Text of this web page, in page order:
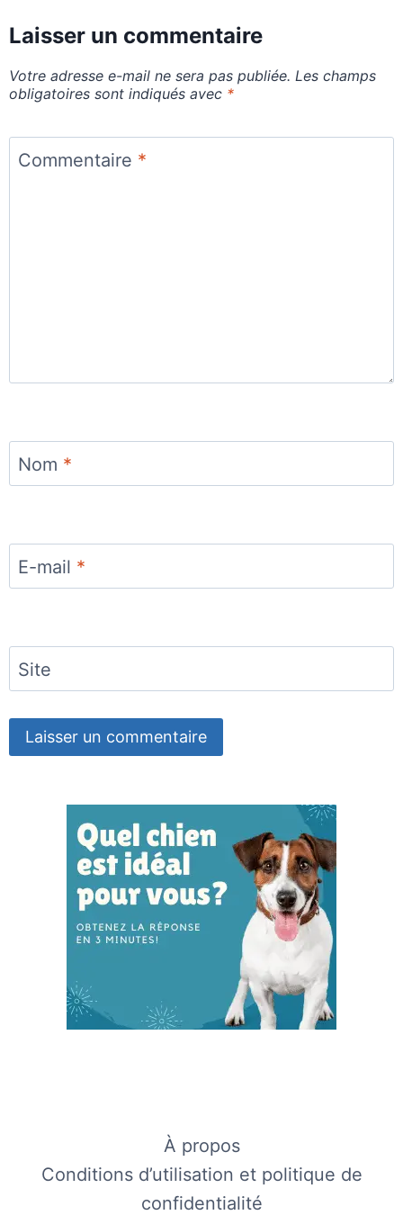
Laisser un commentaire
Votre adresse e-mail ne sera pas publiée. Les champs
obligatoires sont indiqués avec *
Commentaire *
Nom *
E-mail *
Site
À propos
Conditions d’utilisation et politique de
confidentialité